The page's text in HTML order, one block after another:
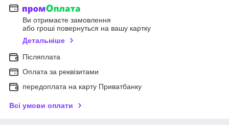
Ви отримаєте замовлення
або гроші повернуться на вашу картку
Детальніше
Післяплата
Оплата за реквізитами
передоплата на карту Приватбанку
Всі умови оплати